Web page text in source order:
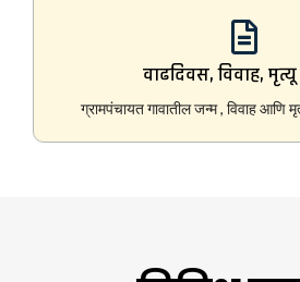
वाढदिवस, विवाह,
ग्रामपंचायत गावातील जन्म , विवाह आणि